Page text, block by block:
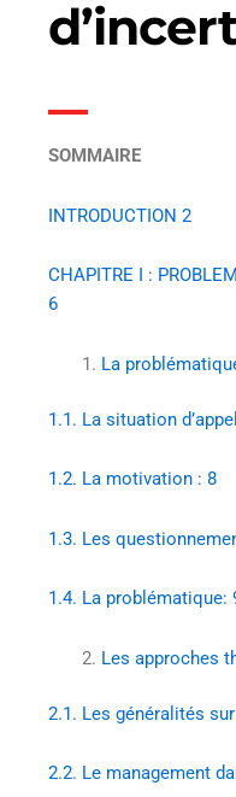
SOMMAIRE
INTRODUCTION 2
CHAPITRE I :
6
La
1.1. La situation
1.2. La motivation : 8
1.3. Les
1.4. La problématique:
Les approches
2.1. Les généralités
2.2. Le management